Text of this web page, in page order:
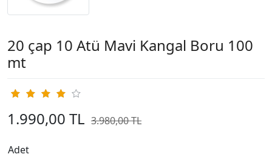
20 çap 10 Atü Mavi Kangal Boru 100
mt
1.990,00 TL 3.980,00 TL
Adet